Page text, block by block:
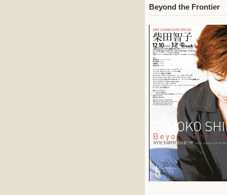
Beyond the Frontier